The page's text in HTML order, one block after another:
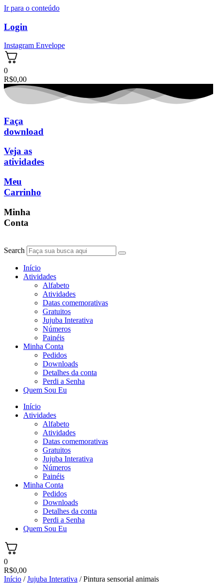
Ir para o conteúdo
Login
Instagram Envelope
0
R$0,00
Faça
download
Veja as
atividades
Meu
Carrinho
Minha
Conta
Search
Início
Atividades
Alfabeto
Atividades
Datas comemorativas
Gratuitos
Jujuba Interativa
Números
Painéis
Minha Conta
Pedidos
Downloads
Detalhes da conta
Perdi a Senha
Quem Sou Eu
Início
Atividades
Alfabeto
Atividades
Datas comemorativas
Gratuitos
Jujuba Interativa
Números
Painéis
Minha Conta
Pedidos
Downloads
Detalhes da conta
Perdi a Senha
Quem Sou Eu
0
R$0,00
Início /Jujuba Interativa / Pintura sensorial animais